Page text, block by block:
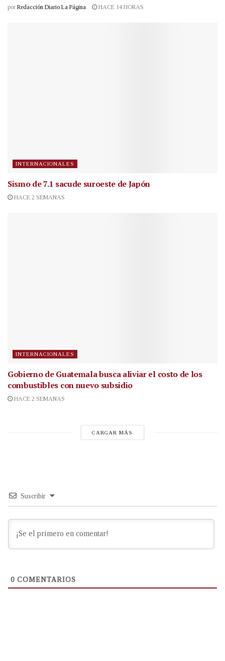
por Redacción Diario La Página HACE 14 HORAS
INTERNACIONALES
Sismo de 7.1 sacude suroeste de Japón
HACE 2 SEMANAS
INTERNACIONALES
Gobierno de Guatemala busca aliviar el costo de los
combustibles con nuevo subsidio
HACE 2 SEMANAS
CARGAR MÁS
Suscribir
0 COMENTARIOS